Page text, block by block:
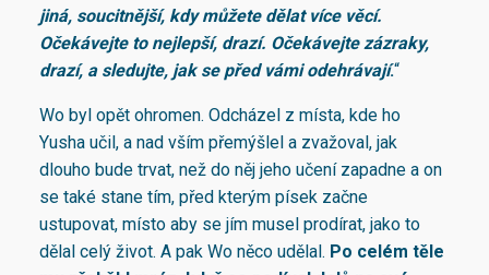
jiná, soucitnější, kdy můžete dělat více věcí.
Očekávejte to nejlepší, drazí. Očekávejte zázraky,
drazí, a sledujte, jak se před vámi odehrávají.“
Wo byl opět ohromen. Odcházel z místa, kde ho
Yusha učil, a nad vším přemýšlel a zvažoval, jak
dlouho bude trvat, než do něj jeho učení zapadne a on
se také stane tím, před kterým písek začne
ustupovat, místo aby se jím musel prodírat, jako to
dělal celý život. A pak Wo něco udělal. Po celém těle